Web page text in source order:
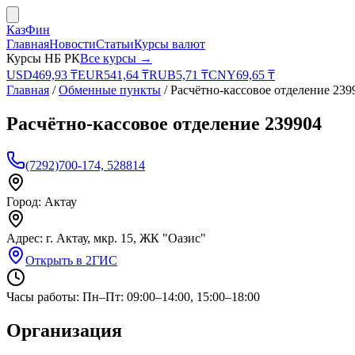
КазФин
ГлавнаяНовостиСтатьиКурсы валют
Курсы НБ РКВсе курсы →
USD469,93 ₸EUR541,64 ₸RUB5,71 ₸CNY69,65 ₸
Главная /Обменные пункты /Расчётно-кассовое отделение
Расчётно-кассовое отделение 239904
(7292)700-174, 528814
Город: Актау
Адрес: г. Актау, мкр. 15, ЖК "Оазис"
Открыть в 2ГИС
Часы работы: Пн–Пт: 09:00–14:00, 15:00–18:00
Организация